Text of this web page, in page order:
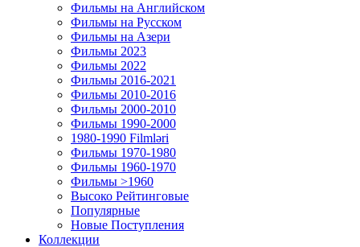
Фильмы на Английском
Фильмы на Русском
Фильмы на Азери
Фильмы 2023
Фильмы 2022
Фильмы 2016-2021
Фильмы 2010-2016
Фильмы 2000-2010
Фильмы 1990-2000
1980-1990 Filmləri
Фильмы 1970-1980
Фильмы 1960-1970
Фильмы >1960
Высоко Рейтинговые
Популярные
Новые Поступления
Коллекции